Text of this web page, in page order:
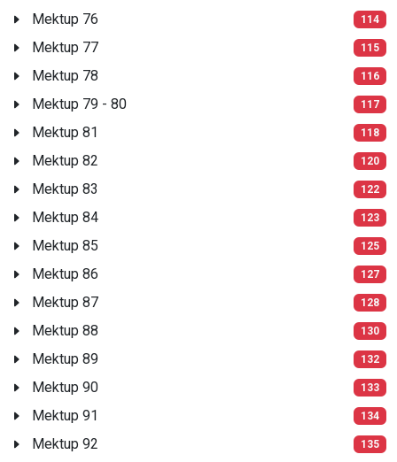
Mektup 76 114
Mektup 77 115
Mektup 78 116
Mektup 79 - 80 117
Mektup 81 118
Mektup 82 120
Mektup 83 122
Mektup 84 123
Mektup 85 125
Mektup 86 127
Mektup 87 128
Mektup 88 130
Mektup 89 132
Mektup 90 133
Mektup 91 134
Mektup 92 135